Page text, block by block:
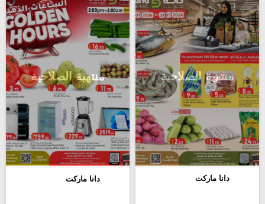
منتهية الصلاحية
دانا ماركت
منتهية الصلاحية
دانا ماركت